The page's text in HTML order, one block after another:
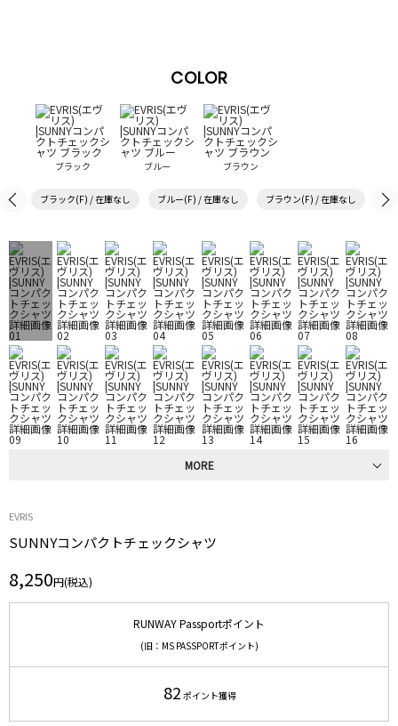
COLOR
ブラック ブルー ブラウン
ブラック(F) / 在庫なし ブルー(F) / 在庫なし ブラウン(F) / 在庫なし
MORE
EVRIS
SUNNYコンパクトチェックシャツ
8,250円(税込)
RUNWAY Passportポイント
(旧：MS PASSPORTポイント)
82 ポイント獲得